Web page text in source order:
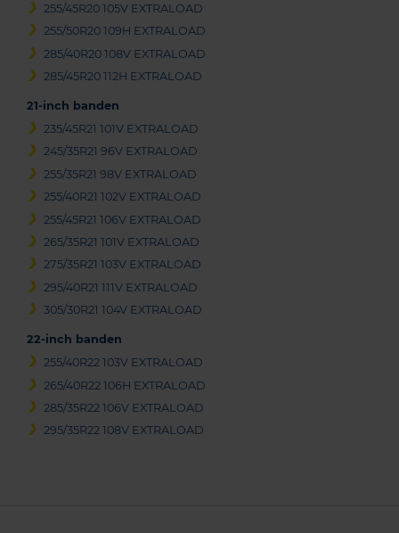
255/45R20 105V EXTRALOAD
255/50R20 109H EXTRALOAD
285/40R20 108V EXTRALOAD
285/45R20 112H EXTRALOAD
21-inch banden
235/45R21 101V EXTRALOAD
245/35R21 96V EXTRALOAD
255/35R21 98V EXTRALOAD
255/40R21 102V EXTRALOAD
255/45R21 106V EXTRALOAD
265/35R21 101V EXTRALOAD
275/35R21 103V EXTRALOAD
295/40R21 111V EXTRALOAD
305/30R21 104V EXTRALOAD
22-inch banden
255/40R22 103V EXTRALOAD
265/40R22 106H EXTRALOAD
285/35R22 106V EXTRALOAD
295/35R22 108V EXTRALOAD